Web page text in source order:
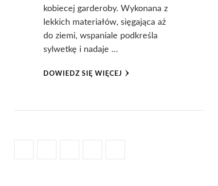
kobiecej garderoby. Wykonana z
lekkich materiałów, sięgająca aż
do ziemi, wspaniale podkreśla
sylwetkę i nadaje …
DOWIEDZ SIĘ WIĘCEJ